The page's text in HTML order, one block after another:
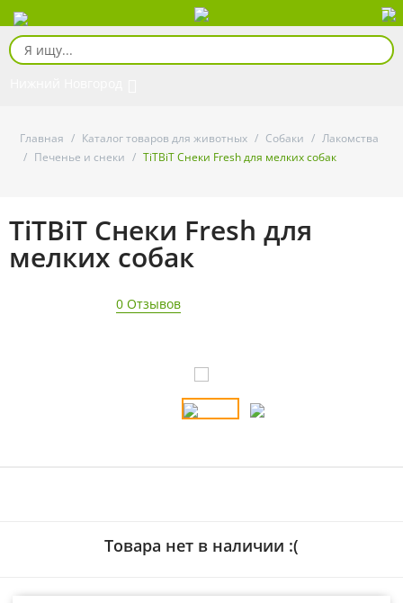
Главная / Каталог товаров для животных / Собаки / Лакомства
/ Печенье и снеки / TiTBiT Снеки Fresh для мелких собак
TiTBiT Снеки Fresh для
мелких собак
0 Отзывов
Товара нет в наличии :(